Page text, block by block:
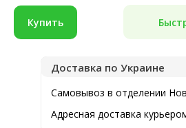
Купить
Доставка по Украине
Самовывоз в отделении
Адресная доставка